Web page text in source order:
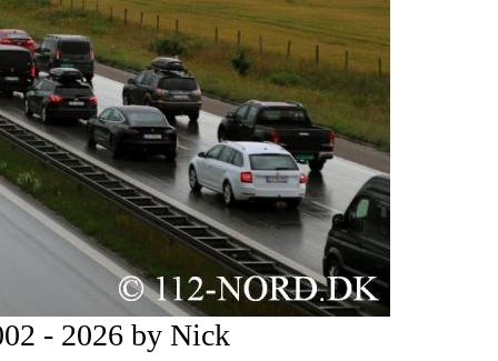
- 2026 by Nick